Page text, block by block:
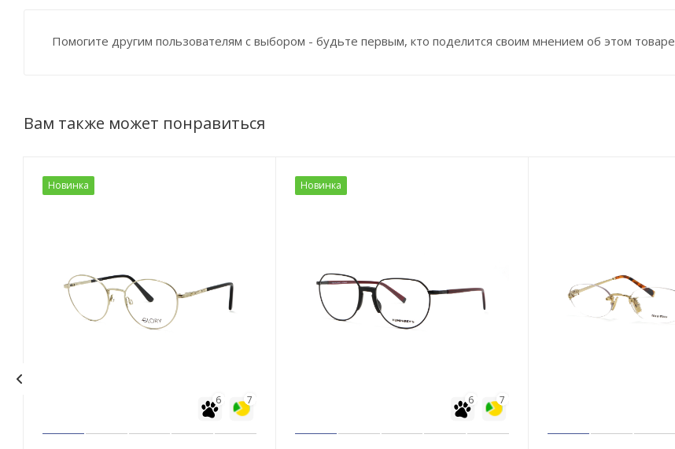
Помогите другим пользователям с выбором - будьте первым, кто поделится своим мнением об этом товаре
Вам также может понравиться
Новинка
7
6
Новинка
7
6